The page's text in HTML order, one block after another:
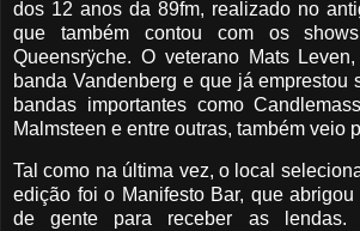
dos 12 anos da 89fm, realizado no
que também contou com os
Queensrÿche. O veterano Mats
banda Vandenberg e que já emprestou
bandas importantes como
Malmsteen e entre outras, também veio
Tal como na última vez, o local
edição foi o Manifesto Bar, que
de gente para receber as lendas.